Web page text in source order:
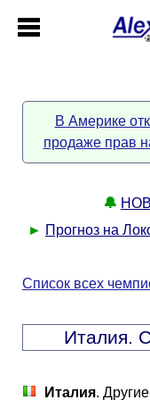
Кабинет
Описание
Прогнозы
В Америке
продаже прав
🔔
► Прогноз на
Список всех
Италия.